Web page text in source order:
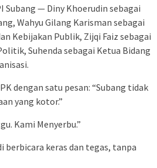
Subang — Diny Khoerudin sebagai
Wahyu Gilang Karisman sebagai
Kebijakan Publik, Zijqi Faiz sebagai
Suhenda sebagai Ketua Bidang
dengan satu pesan: “Subang tidak
yang kotor.”
Kami Menyerbu.”
berbicara keras dan tegas, tanpa